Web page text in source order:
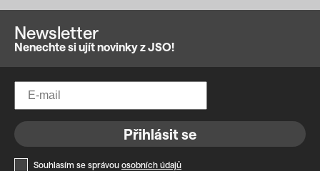
Newsletter
Nenechte si ujít novinky z JSO!
Přihlásit se
Souhlasím se správou osobních údajů